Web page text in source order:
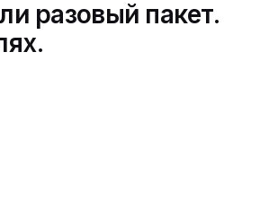
разовый пакет.